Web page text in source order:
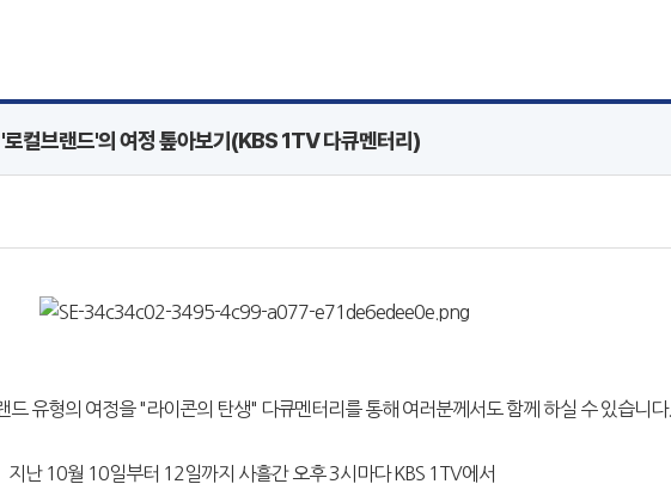
컬브랜드'의 여정 톺아보기(KBS 1TV 다큐멘터리)
드 유형의 여정을 "라이콘의 탄생" 다큐멘터리를 통해 여러분께서도 함께 하실 수 있습니다.
지난 10월 10일부터 12일까지 사흘간 오후 3시마다 KBS 1TV에서